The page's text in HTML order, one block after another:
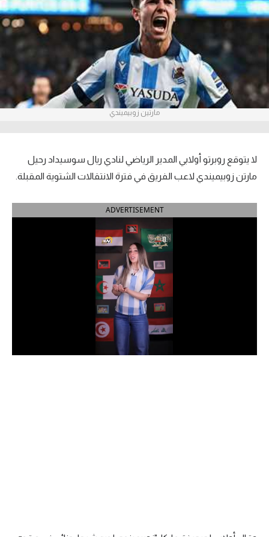
آراء حرة
ركن الألعاب
بطولات
أمريكا 2026
الدوري الإنجليزي الممتاز
الدوري الإسباني
الدوري السعودي للمحترفين
منتخب مصر
مارتين زوبيميندي
لا يتوقع روبرتو أولابي المدير الرياضي لنادي ريال سوسيداد رحيل
مارتن زوبيميندي لاعب الفريق في فترة الانتقالات الشتوية المقبلة.
ADVERTISEMENT